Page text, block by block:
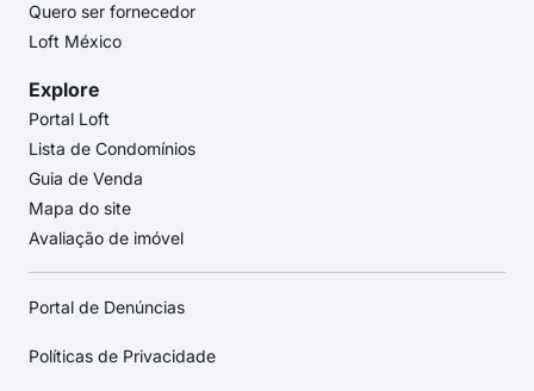
Quero ser fornecedor
Loft México
Explore
Portal Loft
Lista de Condomínios
Guia de Venda
Mapa do site
Avaliação de imóvel
Portal de Denúncias
Políticas de Privacidade